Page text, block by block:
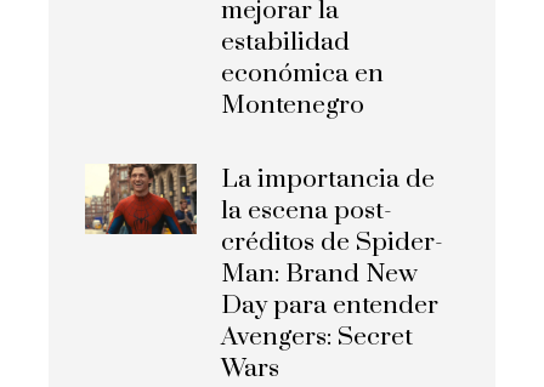
mejorar la
estabilidad
económica en
Montenegro
La importancia de
la escena post-
créditos de Spider-
Man: Brand New
Day para entender
Avengers: Secret
Wars